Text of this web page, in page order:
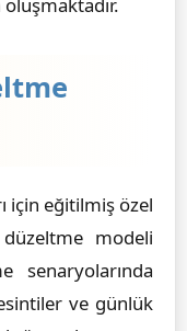
için eğitilmiş özel
modeli
ve günlük